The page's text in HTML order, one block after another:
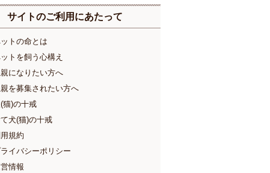
サイトのご利用にあたって
トの命とは
トを飼う心構え
になりたい方へ
を募集されたい方へ
猫)の十戒
犬(猫)の十戒
規約
イバシーポリシー
情報